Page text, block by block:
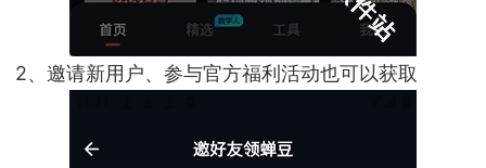
2、邀请新用户、参与官方福利活动也可以获取